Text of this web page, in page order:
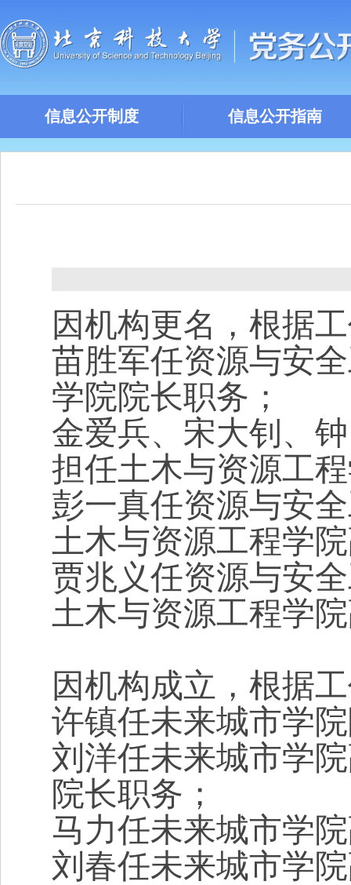
信息公开制度 信息公开指南
因机构更名，根据
苗胜军任资源与安
学院院长职务；
金爱兵、宋大钊、
担任土木与资源工
彭一真任资源与安
土木与资源工程学
贾兆义任资源与安
土木与资源工程学
因机构成立，根据
许镇任未来城市学
刘洋任未来城市学
院长职务；
马力任未来城市学
刘春任未来城市学